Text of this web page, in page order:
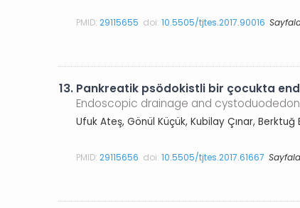
PMID:29115655 doi:10.5505/tjtes.2017.90016
13. Pankreatik psödokistli bir çocukta
Endoscopic drainage and
Ufuk Ateş, Gönül Küçük, Kubilay Çınar,
PMID:29115656 doi:10.5505/tjtes.2017.61667